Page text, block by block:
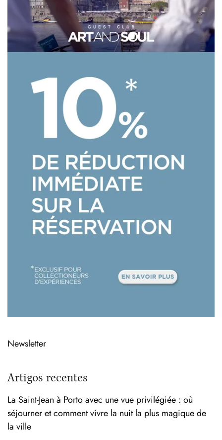
Newsletter
Artigos recentes
La Saint-Jean à Porto avec une vue privilégiée : où
séjourner et comment vivre la nuit la plus magique de
la ville